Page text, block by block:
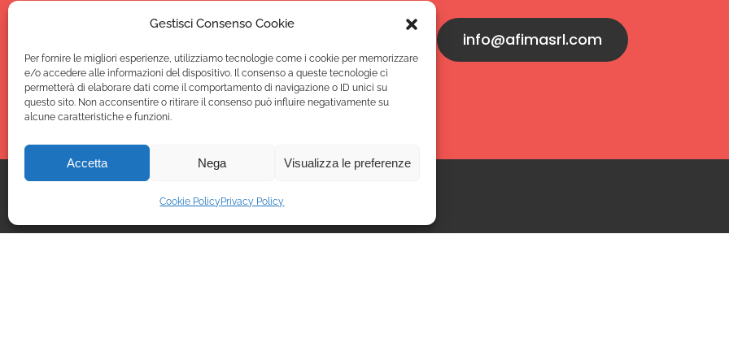
Gestisci Consenso Cookie
Per fornire le migliori esperienze, utilizziamo tecnologie come i cookie per memorizzare
e/o accedere alle informazioni del dispositivo. Il consenso a queste tecnologie ci
permetterà di elaborare dati come il comportamento di navigazione o ID unici su
questo sito. Non acconsentire o ritirare il consenso può influire negativamente su
alcune caratteristiche e funzioni.
Accetta Nega Visualizza le preferenze
Cookie Policy Privacy Policy
info@afimasrl.com